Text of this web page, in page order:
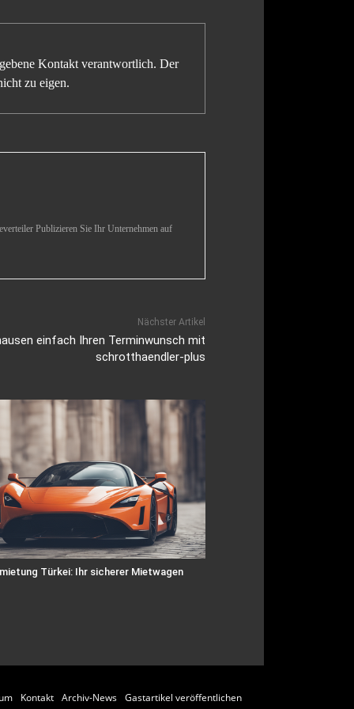
Kontakt verantwortlich. Der
zu eigen.
Publizieren Sie Ihr Unternehmen auf
Nächster Artikel
einfach Ihren Terminwunsch mit
schrotthaendler-plus
Türkei: Ihr sicherer Mietwagen
Kontakt Archiv-News Gastartikel veröffentlichen